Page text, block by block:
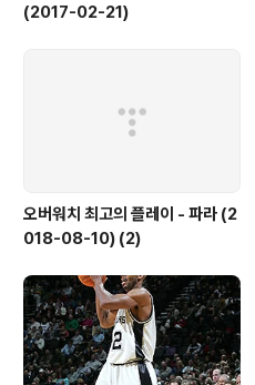
(2017-02-21)
오버워치 최고의 플레이 - 파라 (2
018-08-10) (2)